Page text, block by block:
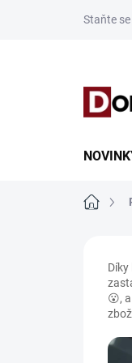
Staňte
Domů
😮,